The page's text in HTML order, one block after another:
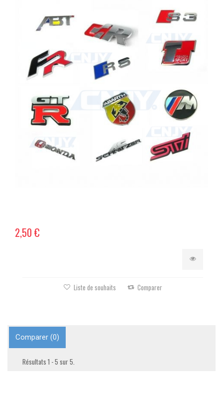
2,50 €
Liste de souhaits Comparer
Comparer (0)
Résultats 1 - 5 sur 5.